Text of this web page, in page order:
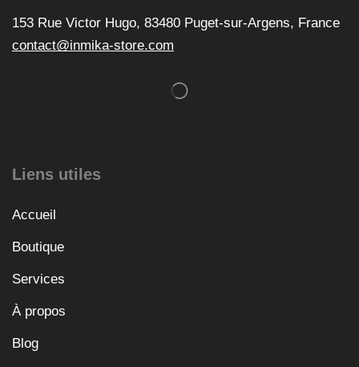
153 Rue Victor Hugo, 83480 Puget-sur-Argens, France
contact@inmika-store.com
Liens utiles
Accueil
Boutique
Services
À propos
Blog